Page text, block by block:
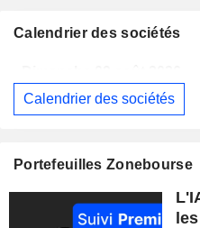
Calendrier des sociétés
WESTPAC BANKING CORPORATION
SIMON PROPERTY GROUP, INC.
FERGUSON ENTERPRISES INC.
Calendrier des sociétés
Portefeuilles Zonebourse